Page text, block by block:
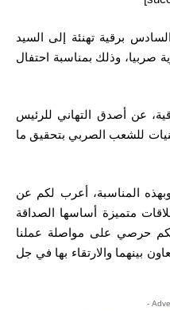
برقية تهنئة إلى السيد
صربيا، وذلك بمناسبة احتفال
عن أصدق التهاني للرئيس
للشعب الصربي بتحقيق ما
المناسبة، أعرب لكم عن
متميزة أساسها الصداقة
لكم حرصي على مواصلة عملنا
بينهما والارتقاء بها في جل